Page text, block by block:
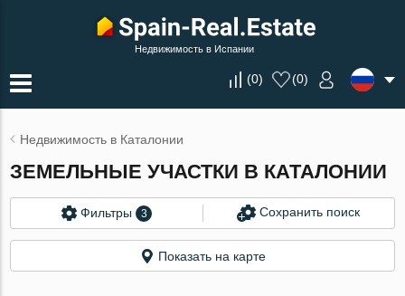
Недвижимость в Испании
(0) (0)
Недвижимость в Каталонии
ЗЕМЕЛЬНЫЕ УЧАСТКИ В КАТАЛОНИИ
Фильтры 3 Сохранить поиск
Показать на карте